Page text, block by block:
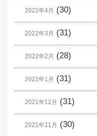
2022年4月 (30)
2022年3月 (31)
2022年2月 (28)
2022年1月 (31)
2021年12月 (31)
2021年11月 (30)